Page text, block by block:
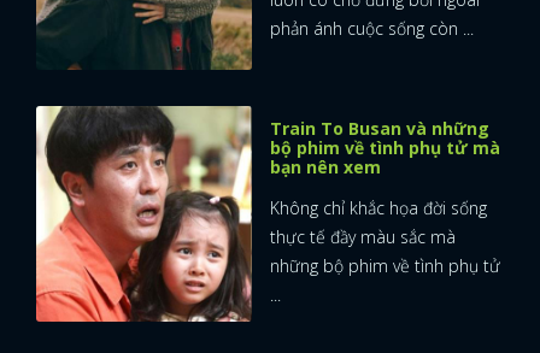
phản ánh cuộc sống còn ...
Train To Busan và những
bộ phim về tình phụ tử mà
bạn nên xem
Không chỉ khắc họa đời sống
thực tế đầy màu sắc mà
những bộ phim về tình phụ tử
...